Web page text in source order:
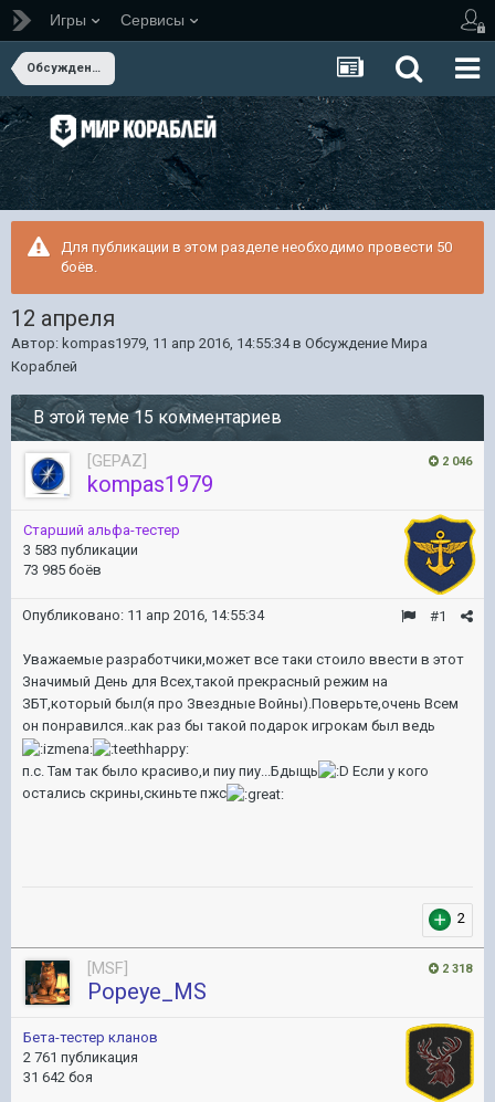
Игры Сервисы
Обсуждение Мира Кораблей
Для публикации в этом разделе необходимо провести 50
боёв.
12 апреля
Автор: kompas1979, 11 апр 2016, 14:55:34в Обсуждение Мира
Кораблей
В этой теме 15 комментариев
2 046
[GEPAZ]
kompas1979
Старший альфа-тестер
3 583 публикации
73 985 боёв
#1
Опубликовано: 11 апр 2016, 14:55:34
Уважаемые разработчики,может все таки стоило ввести в этот
Значимый День для Всех,такой прекрасный режим на
ЗБТ,который был(я про Звездные Войны).Поверьте,очень Всем
он понравился..как раз бы такой подарок игрокам был ведь
п.с. Там так было красиво,и пиу пиу...Бдыщь
Если у кого
остались скрины,скиньте пжс
2
2 318
[MSF]
Popeye_MS
Бета-тестер кланов
2 761 публикация
31 642 боя